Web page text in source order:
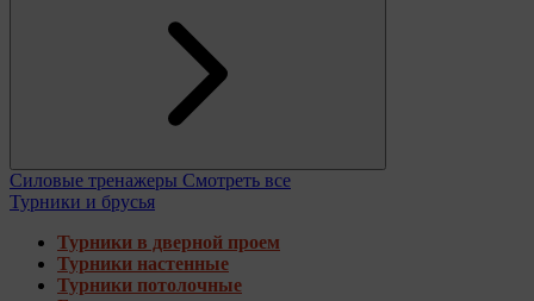
Силовые тренажеры Смотреть все
Турники и брусья
Турники в дверной проем
Турники настенные
Турники потолочные